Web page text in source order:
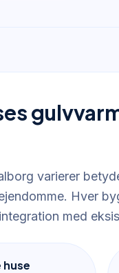
varierer
Hver
med